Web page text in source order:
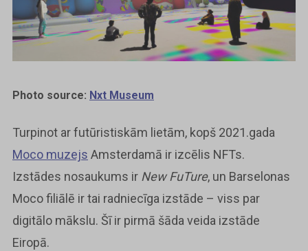
Photo source: Nxt Museum
Turpinot ar futūristiskām lietām, kopš 2021.gada
Moco muzejs Amsterdamā ir izcēlis NFTs.
Izstādes nosaukums ir New FuTure, un Barselonas
Moco filiālē ir tai radniecīga izstāde – viss par
digitālo mākslu. Šī ir pirmā šāda veida izstāde
Eiropā.